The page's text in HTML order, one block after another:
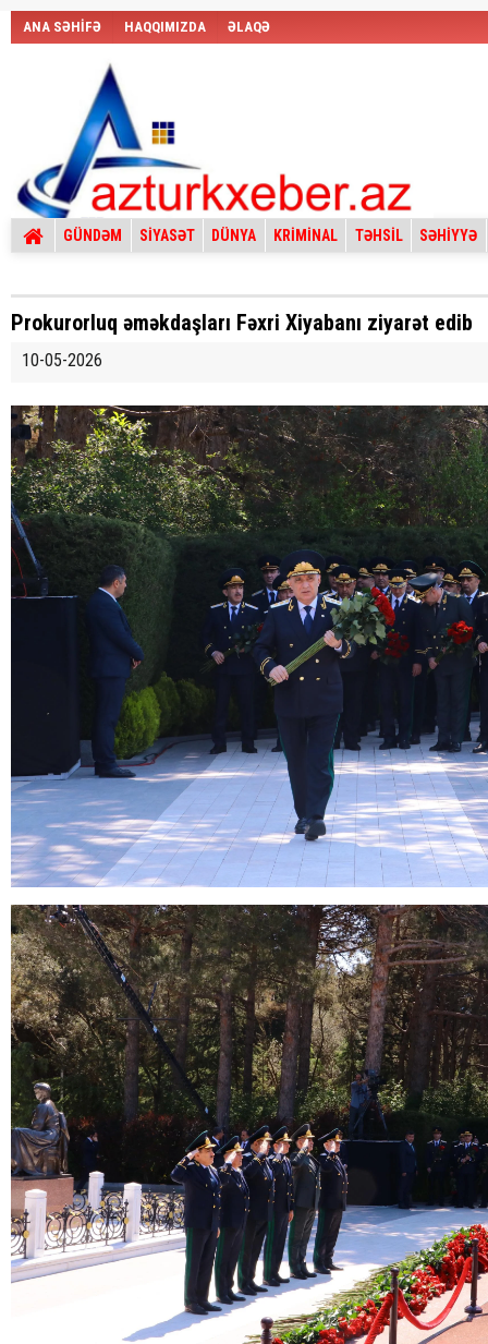
ANA SƏHİFƏ HAQQIMIZDA ƏLAQƏ
GÜNDƏM SİYASƏT DÜNYA KRİMİNAL TƏHSİL SƏHİYYƏ
Prokurorluq əməkdaşları Fəxri Xiyabanı ziyarət edib
10-05-2026